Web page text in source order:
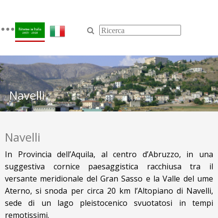
Toggle
navigation
Navelli
Navelli
In Provincia dell’Aquila, al centro d’Abruzzo, in una
suggestiva cornice paesaggistica racchiusa tra il
versante meridionale del Gran Sasso e la Valle del fiume
Aterno, si snoda per circa 20 km l’Altopiano di Navelli,
sede di un lago pleistocenico svuotatosi in tempi
remotissimi.